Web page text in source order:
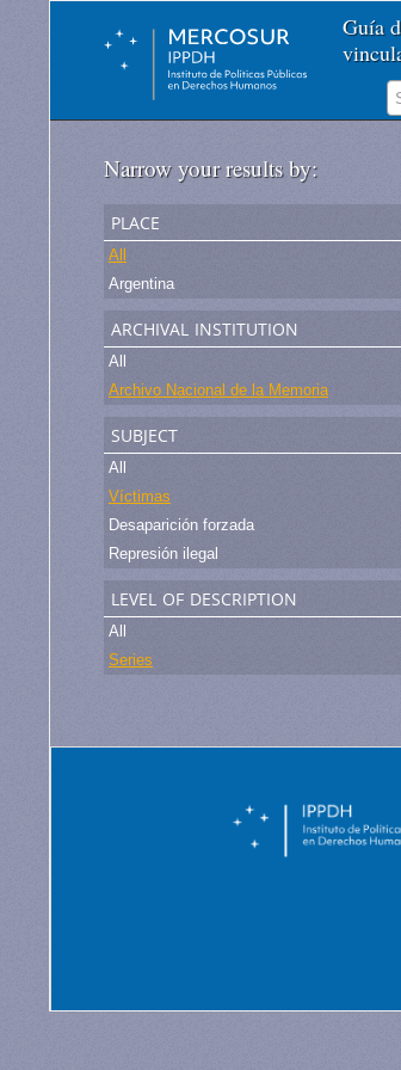
Guía
Narrow your results by:
place
All
Argentina
archival institution
All
Archivo Nacional de la Memoria
subject
All
Víctimas
Desaparición forzada
Represión ilegal
level of description
All
Series